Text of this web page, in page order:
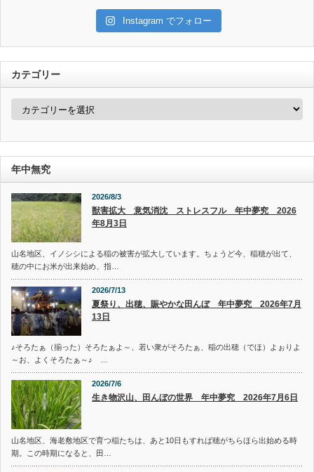
Instagram でフォロー
カテゴリー
カ
ー
年中無究
2026/8/3
獣害拡大 意気消沈 ストレスフル 年中夢究 2026
年8月3日
山名地区、イノシシによる稲の被害が拡大しています。ちょうど今、稲穂が出て、
穂の中にお米が出来始め、指…
2026/7/13
夏祭り、出穂、賑やかな田んぼ 年中夢究 2026年7月
13日
♪そろたぁ（揃った）そろたぁよ～、若い衆がそろたぁ、稲の出穂（でほ）よぉりよ
～お、よくそろたぁ～♪ …
2026/7/6
生き物沢山、田んぼの世界 年中夢究 2026年7月6日
山名地区、海老敷地区で育つ稲たちは、あと10日もすれば穂がちらほら出始める時
期。この時期になると、田…